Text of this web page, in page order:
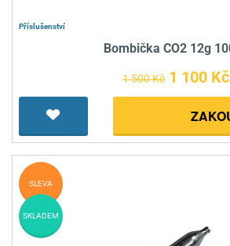
Příslušenství
Bombička CO2 12g
1 500 Kč 1 100 Kč
SLEVA
SKLADEM